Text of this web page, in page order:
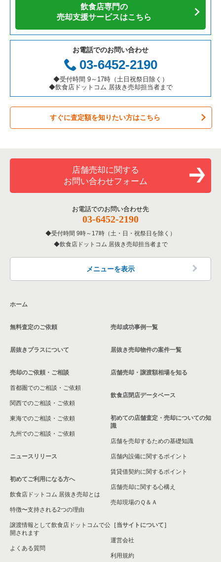
カフェの居抜き売却物件の案件一覧
テイクアウトの居抜き売却物件の案件一覧
お弁当・惣菜・デリの居抜き売却物件の案件一覧
カラオケ・パブ・スナックの居抜き売却物件の案件一覧
バーの居抜き売却物件の案件一覧
居酒屋・ダイニングバーの居抜き売却物件の案件一覧
洋食の居抜き売却物件の案件一覧
その他の居抜き売却物件の案件一覧
愛知県の飲食店の居抜き売却物件の案件一覧
岐阜県の飲食店の居抜き売却物件の案件一覧
三重県の飲食店の居抜き売却物件の案件一覧
千代田区の飲食店の居抜き売却物件の案件一覧
港区の飲食店の居抜き売却物件の案件一覧
足立区の飲食店の居抜き売却物件の案件一覧
板橋区の飲食店の居抜き売却物件の案件一覧
台東区の飲食店の居抜き売却物件の案件一覧
練馬区の飲食店の居抜き売却物件の案件一覧
北区の飲食店の居抜き売却物件の案件一覧
江戸川区の飲食店の居抜き売却物件の案件一覧
墨田区の飲食店の居抜き売却物件の案件一覧
品川区の飲食店の居抜き売却物件の案件一覧
中野区の飲食店の居抜き売却物件の案件一覧
東京23区の焼肉の居抜き売却物件の案件一覧
東京23区の鉄板焼き・お好み焼の居抜き売却物件の案件一覧
東京23区のアジア料理の居抜き売却物件の案件一覧
東京23区のカフェの居抜き売却物件の案件一覧
東京23区のテイクアウトの居抜き売却物件の案件一覧
東京23区のお弁当・惣菜・デリの居抜き売却物件の案件一覧
東京23区のバーの居抜き売却物件の案件一覧
東京23区の居酒屋・ダイニングバーの居抜き売却物件の案件一
東京23区の専門料理の居抜き売却物件の案件一覧
東京23区の和食の居抜き売却物件の案件一覧
東京23区の洋食の居抜き売却物件の案件一覧
葛飾区のアジア料理の居抜き売却物件の案件一覧
葛飾区のカフェの居抜き売却物件の案件一覧
葛飾区のテイクアウトの居抜き売却物件の案件一覧
葛飾区のお弁当・惣菜・デリの居抜き売却物件の案件一覧
葛飾区のバーの居抜き売却物件の案件一覧
葛飾区の居酒屋・ダイニングバーの居抜き売却物件の案件一覧
葛飾区のその他の居抜き売却物件の案件一覧
飲食店専門の
売却支援サービスはこちら
お電話でのお問い合わせ
03-6452-2190
◆受付時間 9～17時（土日祝祭日除く）
◆飲食店ドットコム 居抜き売却担当者まで
すぐに査定額を知りたい方はこちら
店舗売却に関する
お問い合わせフォーム
お電話でのお問い合わせ先
03-6452-2190
受付時間 9時～17時（土・日・祝祭日を除く）
飲食店ドットコム 居抜き売却担当者まで
メニューを表示
ホーム
無料査定のご依頼
居抜きプラスについて
売却のご依頼・ご相談
首都圏でのご相談・ご依頼
関西でのご相談・ご依頼
東海でのご相談・ご依頼
九州でのご相談・ご依頼
ニュースリリース
初めてご利用になる方へ
飲食店ドットコム 居抜き売却とは
特徴〜支持される2つの理由
譲渡情報として飲食店ドットコムで公
開されます
よくある質問
売却成功事例一覧
居抜き売却物件の案件一覧
店舗売却・譲渡額相場を知る
飲食店閉店データベース
初めての店舗査定・売却についての知
識
店舗を売却するための基礎知識
店舗内設備に関するポイント
賃貸借契約に関するポイント
店舗売却に関する心構え
売却現場のＱ＆Ａ
［当サイトについて］
運営会社
利用規約